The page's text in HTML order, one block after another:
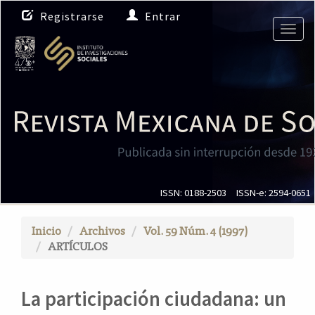
N
a
v
e
g
i
ó
n
c
C
Registrarse Entrar
ISSN: 0188-2503 ISSN-e: 2594-0651
Inicio Archivos
Vol. 59 Núm. 4 (1997)
ARTÍCULOS
La participación ciudadana: un